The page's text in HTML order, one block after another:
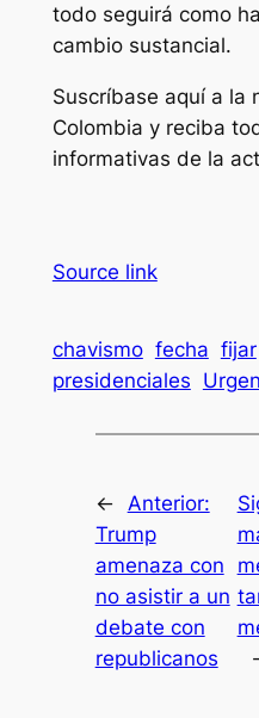
todo seguirá como
cambio sustancial.
Suscríbase aquí a la
Colombia y reciba
informativas de la
Source link
chavismo fecha fijar
presidenciales Urgen
← Anterior:
Trump
amenaza con
no asistir a un
debate con
republicanos